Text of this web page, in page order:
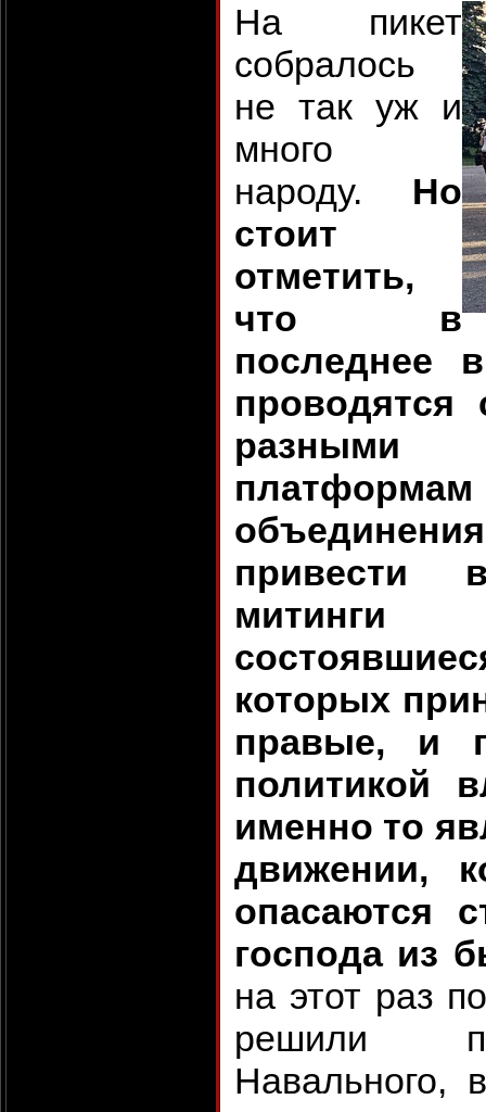
На пикет
собралось
не так уж и
много
народу. Но
стоит
отметить,
что в
последнее
проводятся
разными
привести
митинги
которых
правые, и
политикой
именно то
движении,
опасаются
господа из
на этот раз
решили
Навального,